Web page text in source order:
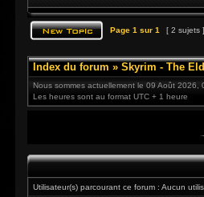
Page 1 sur 1 [ 2 sujets ]
Index du forum » Skyrim - The
Nous sommes actuellement le 09 Août 2026,
Les heures sont au format UTC + 1 heure
Utilisateur(s) parcourant ce forum : Aucun